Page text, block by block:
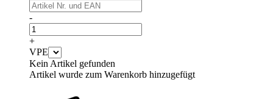
-
+
VPE
Kein Artikel gefunden
Artikel wurde zum Warenkorb hinzugefügt